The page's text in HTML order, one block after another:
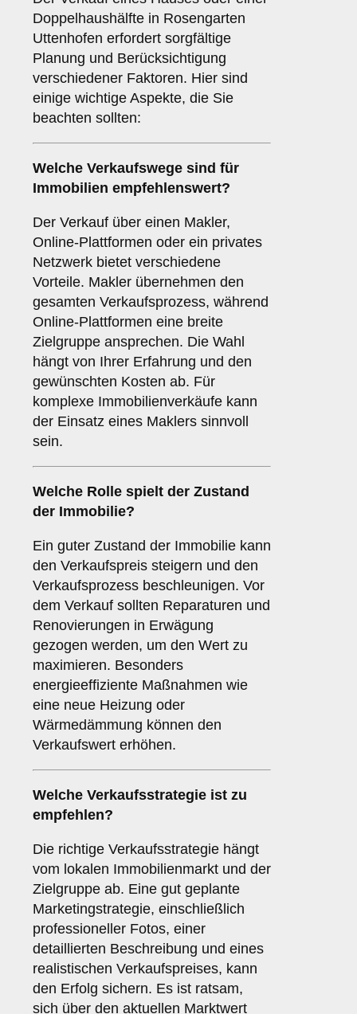
Doppelhaushälfte in Rosengarten
Uttenhofen erfordert sorgfältige
Planung und Berücksichtigung
verschiedener Faktoren. Hier sind
einige wichtige Aspekte, die Sie
beachten sollten:
Welche Verkaufswege sind für
Immobilien empfehlenswert?
Der Verkauf über einen Makler,
Online-Plattformen oder ein privates
Netzwerk bietet verschiedene
Vorteile. Makler übernehmen den
gesamten Verkaufsprozess, während
Online-Plattformen eine breite
Zielgruppe ansprechen. Die Wahl
hängt von Ihrer Erfahrung und den
gewünschten Kosten ab. Für
komplexe Immobilienverkäufe kann
der Einsatz eines Maklers sinnvoll
sein.
Welche Rolle spielt der Zustand
der Immobilie?
Ein guter Zustand der Immobilie kann
den Verkaufspreis steigern und den
Verkaufsprozess beschleunigen. Vor
dem Verkauf sollten Reparaturen und
Renovierungen in Erwägung
gezogen werden, um den Wert zu
maximieren. Besonders
energieeffiziente Maßnahmen wie
eine neue Heizung oder
Wärmedämmung können den
Verkaufswert erhöhen.
Welche Verkaufsstrategie ist zu
empfehlen?
Die richtige Verkaufsstrategie hängt
vom lokalen Immobilienmarkt und der
Zielgruppe ab. Eine gut geplante
Marketingstrategie, einschließlich
professioneller Fotos, einer
detaillierten Beschreibung und eines
realistischen Verkaufspreises, kann
den Erfolg sichern. Es ist ratsam,
sich über den aktuellen Marktwert